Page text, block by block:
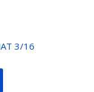
3/16